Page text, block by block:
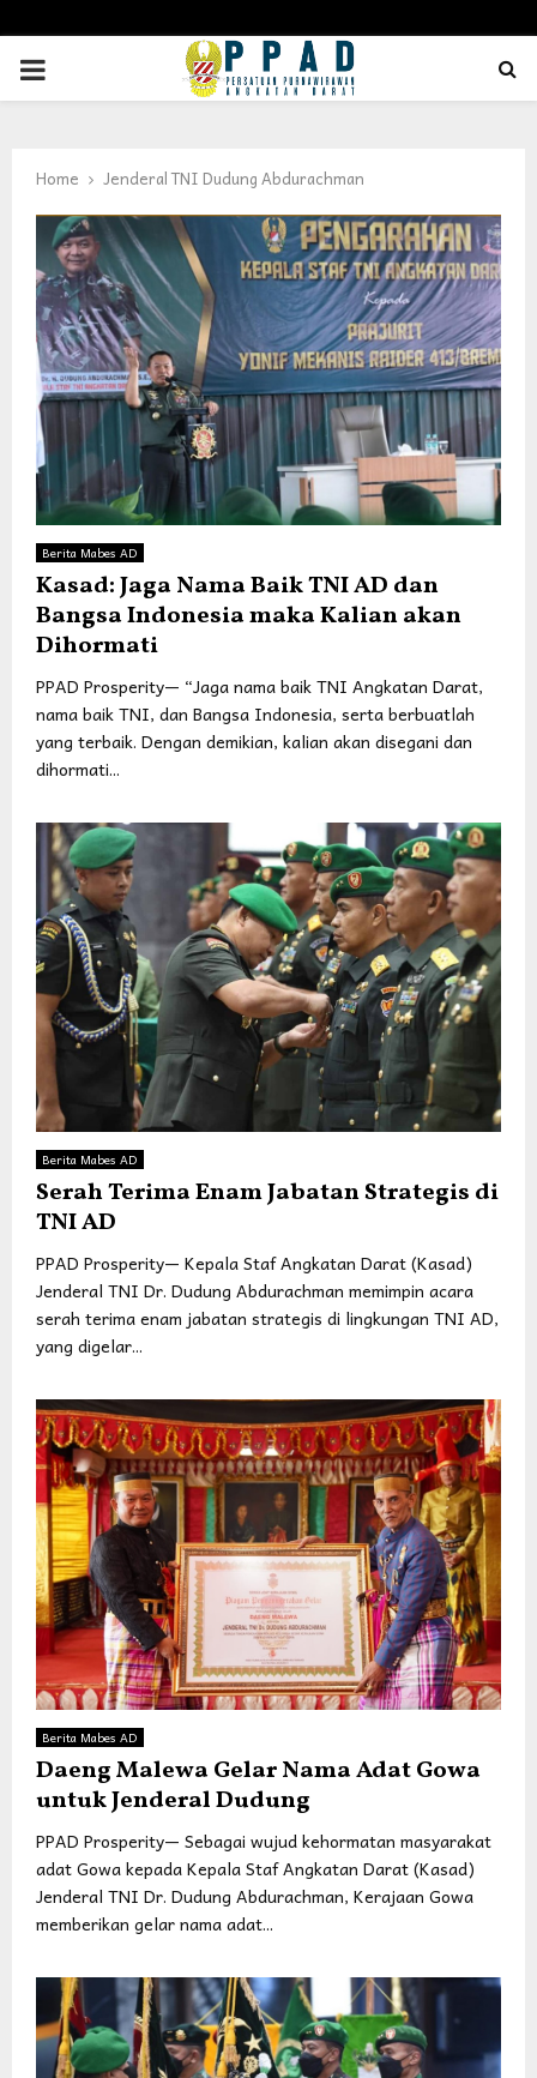
PRIMARY
Home Jenderal TNI Dudung Abdurachman
Berita Mabes AD
Kasad: Jaga Nama Baik TNI AD dan
Bangsa Indonesia maka Kalian akan
Dihormati
PPAD Prosperity— “Jaga nama baik TNI Angkatan Darat,
nama baik TNI, dan Bangsa Indonesia, serta berbuatlah
yang terbaik. Dengan demikian, kalian akan disegani dan
dihormati...
Berita Mabes AD
Serah Terima Enam Jabatan Strategis di
TNI AD
PPAD Prosperity— Kepala Staf Angkatan Darat (Kasad)
Jenderal TNI Dr. Dudung Abdurachman memimpin acara
serah terima enam jabatan strategis di lingkungan TNI AD,
yang digelar...
Berita Mabes AD
Daeng Malewa Gelar Nama Adat Gowa
untuk Jenderal Dudung
PPAD Prosperity— Sebagai wujud kehormatan masyarakat
adat Gowa kepada Kepala Staf Angkatan Darat (Kasad)
Jenderal TNI Dr. Dudung Abdurachman, Kerajaan Gowa
memberikan gelar nama adat...